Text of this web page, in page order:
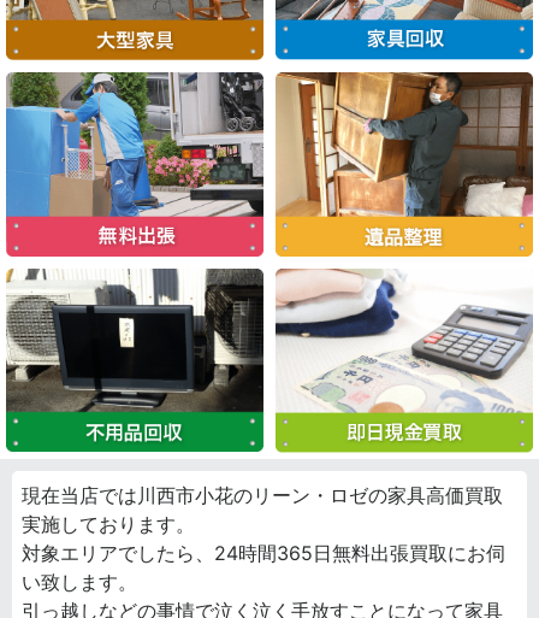
現在当店では川西市小花のリーン・ロゼの家具高価買取
実施しております。
対象エリアでしたら、24時間365日無料出張買取にお伺
い致します。
引っ越しなどの事情で泣く泣く手放すことになって家具